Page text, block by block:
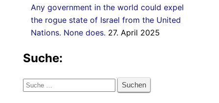
Any government in the world could expel
the rogue state of Israel from the United
Nations. None does. 27. April 2025
Suche:
Suche